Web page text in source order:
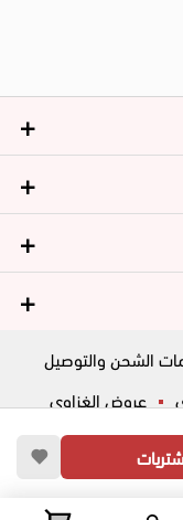
الشحن والتوصيل
عروض الغزاوي
شائعة